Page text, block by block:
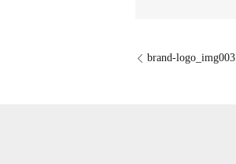
brand-logo_img003